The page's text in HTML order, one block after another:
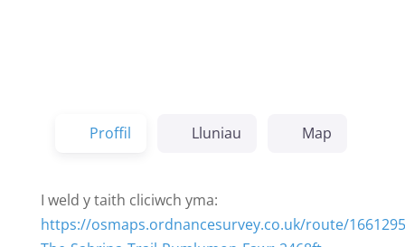
Proffil Lluniau Map
I weld y taith cliciwch yma:
https://osmaps.ordnancesurvey.co.uk/route/